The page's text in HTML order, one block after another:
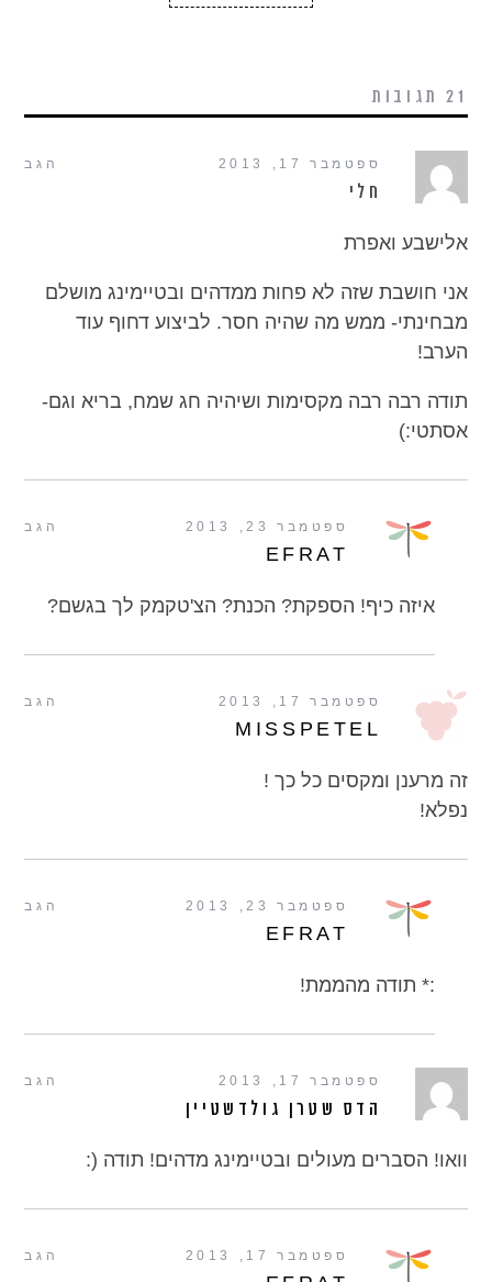
21 תגובות
הגב ספטמבר 17, 2013
חלי
אלישבע ואפרת
אני חושבת שזה לא פחות ממדהים ובטיימינג מושלם
מבחינתי- ממש מה שהיה חסר. לביצוע דחוף עוד
הערב!
תודה רבה רבה מקסימות ושיהיה חג שמח, בריא וגם-
אסתטי:)
הגב ספטמבר 23, 2013
EFRAT
איזה כיף! הספקת? הכנת? הצ'טקמק לך בגשם?
הגב ספטמבר 17, 2013
MISSPETEL
זה מרענן ומקסים כל כך !
נפלא!
הגב ספטמבר 23, 2013
EFRAT
:* תודה מהממת!
הגב ספטמבר 17, 2013
הדס שטרן גולדשטיין
וואו! הסברים מעולים ובטיימינג מדהים! תודה (:
הגב ספטמבר 17, 2013